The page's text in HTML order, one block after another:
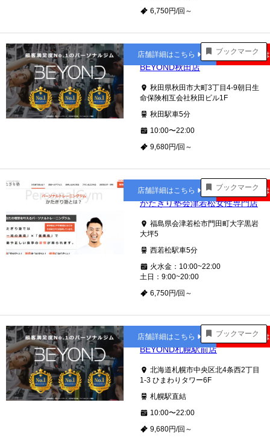
6,750円/回～
ブックマーク
秋田
BEYOND秋田店
秋田県秋田市大町3丁目4-9朝日生
命保険相互会社秋田ビル1F
秋田駅車5分
10:00〜22:00
9,680円/回～
店舗詳細はこちら 公式サイト
ブックマーク
西若松
かたぎり塾会津若松女性専門店
福島県会津若松市門田町大字黒岩
大坪5
西若松駅車5分
火水金：10:00~22:00
土日：9:00~20:00
6,750円/回～
店舗詳細はこちら 公式サイト
ブックマーク
札幌
BEYOND札幌駅前店
北海道札幌市中央区北4条西2丁目
1-3 ひまわりタワー6F
札幌駅直結
10:00〜22:00
9,680円/回～
店舗詳細はこちら 公式サイト